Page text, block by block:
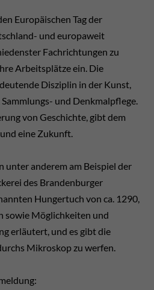
Europäischen Tag der
und europaweit
Fachrichtungen zu
Arbeitsplätze ein. Die
Disziplin in der Kunst,
und Denkmalpflege.
von Geschichte, gibt dem
eine Zukunft.
unter anderem am Beispiel der
des Brandenburger
Hungertuch von ca. 1290,
sowie Möglichkeiten und
erläutert, und es gibt die
Mikroskop zu werfen.